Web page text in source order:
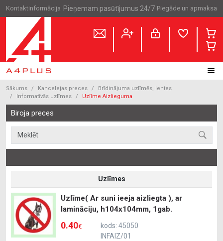
Kontaktinformācija Pieņemam pasūtījumus 24/7 Piegāde un apmaksa
Sākums Kancelejas preces
Brīdinājuma uzlīmēs, lentes
Informatīvās uzlīmes
Uzlīme Aizlieguma
Biroja preces
Uzlīmes
Uzlīme( Ar suni ieeja aizliegta ), ar
lamināciju, h104x104mm, 1gab.
0.40€
kods: 45050
INFAIZ/01